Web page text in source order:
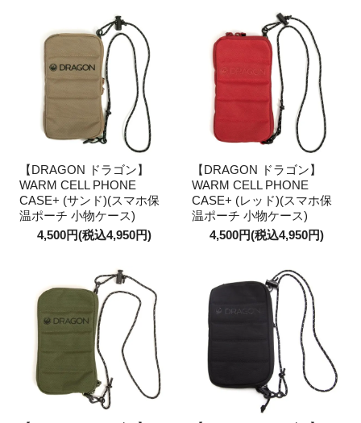
【DRAGON ドラゴン】
WARM CELL PHONE
CASE+ (サンド)(スマホ保
温ポーチ 小物ケース)
4,500円(税込4,950円)
【DRAGON ドラゴン】
WARM CELL PHONE
CASE+ (レッド)(スマホ保
温ポーチ 小物ケース)
4,500円(税込4,950円)